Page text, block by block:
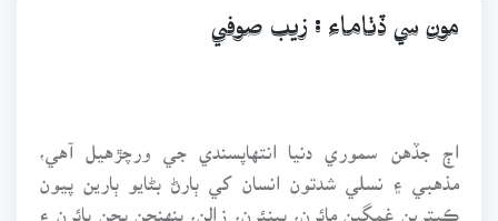
مون سي ڏٺاماء : زيب صوفي
اڄ جڏهن سموري دنيا انتهاپسندي جي ورچڙهيل آهي،
مذهبي ۽ نسلي شدتون انسان کي ٻارڻ بڻايو ٻارين پيون
ڪيترين غمگين مائرن، ڀينئرن، زالن، پنهنجن ٻچن ڀائرن ۽